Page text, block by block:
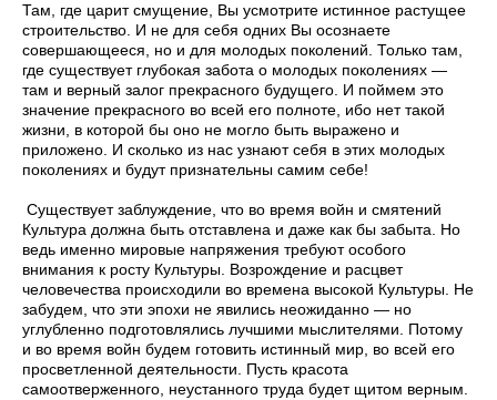
Там, где царит смущение, Вы усмотрите истинное растущее
строительство. И не для себя одних Вы осознаете
совершающееся, но и для молодых поколений. Только там,
где существует глубокая забота о молодых поколениях —
там и верный залог прекрасного будущего. И поймем это
значение прекрасного во всей его полноте, ибо нет такой
жизни, в которой бы оно не могло быть выражено и
приложено. И сколько из нас узнают себя в этих молодых
поколениях и будут признательны самим себе!
Существует заблуждение, что во время войн и смятений
Культура должна быть отставлена и даже как бы забыта. Но
ведь именно мировые напряжения требуют особого
внимания к росту Культуры. Возрождение и расцвет
человечества происходили во времена высокой Культуры. Не
забудем, что эти эпохи не явились неожиданно — но
углубленно подготовлялись лучшими мыслителями. Потому
и во время войн будем готовить истинный мир, во всей его
просветленной деятельности. Пусть красота
самоотверженного, неустанного труда будет щитом верным.